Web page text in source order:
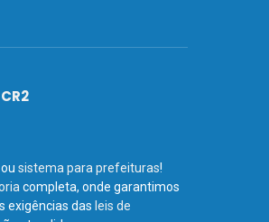
ou sistema para prefeituras!
completa, onde garantimos
exigências das leis de